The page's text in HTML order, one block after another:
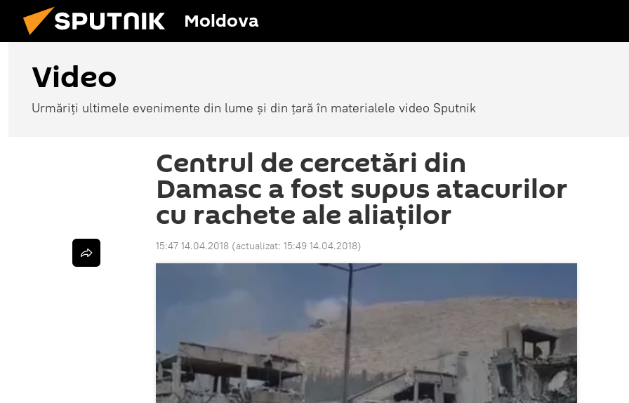
Moldova
Video
Urmăriți ultimele evenimente din lume și din țară în materialele video Sputnik
Centrul de cercetări din
Damasc a fost supus atacurilor
cu rachete ale aliaților
15:47 14.04.2018 (actualizat: 15:49 14.04.2018)